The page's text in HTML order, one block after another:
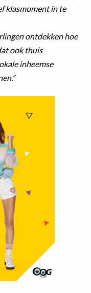
klasmoment in te
ontdekken hoe
ook thuis
inheemse